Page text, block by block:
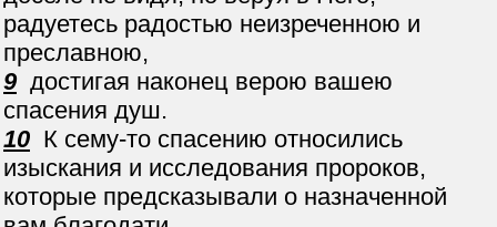
радуетесь радостью неизреченною и
преславною,
9достигая наконец верою вашею
спасения душ.
10 К сему-то спасению относились
изыскания и исследования пророков,
которые предсказывали о назначенной